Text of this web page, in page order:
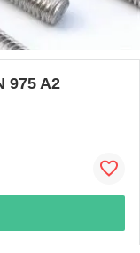
975 A2